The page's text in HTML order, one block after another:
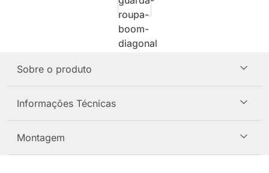
Sobre o produto
Informações Técnicas
Montagem